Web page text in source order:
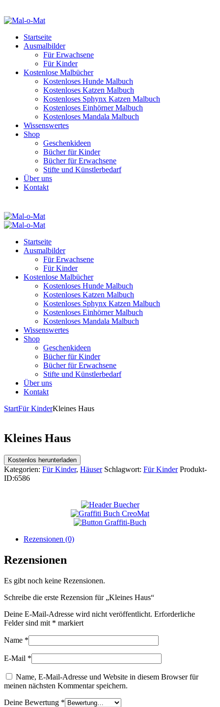
Startseite
Ausmalbilder
Für Erwachsene
Für Kinder
Kostenlose Malbücher
Kostenloses Hunde Malbuch
Kostenloses Katzen Malbuch
Kostenloses Sphynx Katzen Malbuch
Kostenloses Einhörner Malbuch
Kostenloses Mandala Malbuch
Wissenswertes
Shop
Geschenkideen
Bücher für Kinder
Bücher für Erwachsene
Stifte und Künstlerbedarf
Über uns
Kontakt
Startseite
Ausmalbilder
Für Erwachsene
Für Kinder
Kostenlose Malbücher
Kostenloses Hunde Malbuch
Kostenloses Katzen Malbuch
Kostenloses Sphynx Katzen Malbuch
Kostenloses Einhörner Malbuch
Kostenloses Mandala Malbuch
Wissenswertes
Shop
Geschenkideen
Bücher für Kinder
Bücher für Erwachsene
Stifte und Künstlerbedarf
Über uns
Kontakt
StartFür KinderKleines Haus
Kleines Haus
Kostenlos herunterladen
Kategorien: Für Kinder, Häuser Schlagwort: Für Kinder Produkt-
ID:6586
Rezensionen (0)
Rezensionen
Es gibt noch keine Rezensionen.
Schreibe die erste Rezension für „Kleines Haus“
Deine E-Mail-Adresse wird nicht veröffentlicht. Erforderliche
Felder sind mit * markiert
Name *
E-Mail *
Name, E-Mail-Adresse und Website in diesem Browser für
meinen nächsten Kommentar speichern.
Deine Bewertung *